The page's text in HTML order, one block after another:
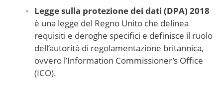
Legge sulla protezione dei dati (DPA) 2018
è una legge del Regno Unito che delinea
requisiti e deroghe specifici e definisce il ruolo
dell’autorità di regolamentazione britannica,
ovvero l’Information Commissioner’s Office
(ICO).